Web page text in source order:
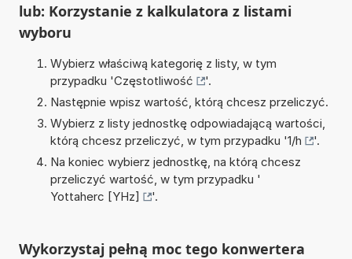
lub: Korzystanie z kalkulatora z listami
wyboru
Wybierz właściwą kategorię z listy, w tym
przypadku 'Częstotliwość
'.
Następnie wpisz wartość, którą chcesz przeliczyć.
Wybierz z listy jednostkę odpowiadającą wartości,
którą chcesz przeliczyć, w tym przypadku '1/h
'.
Na koniec wybierz jednostkę, na którą chcesz
przeliczyć wartość, w tym przypadku '
Yottaherc [YHz]
'.
Wykorzystaj pełną moc tego konwertera